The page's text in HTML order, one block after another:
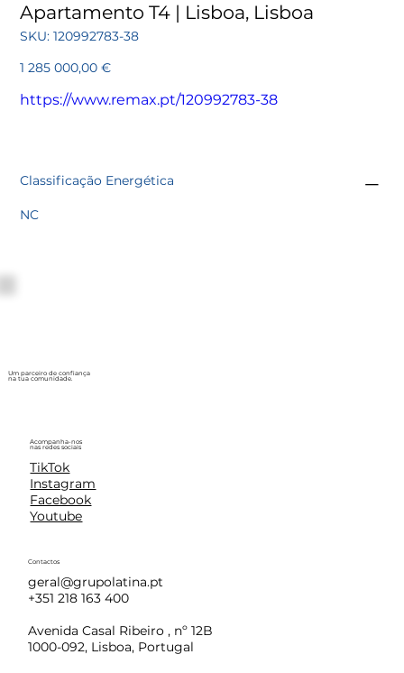
Apartamento T4 | Lisboa, Lisboa
SKU: SKU
120992783-
120992783-38
Preço
1 285 000,00 €
https://www.remax.pt/120992783-38
Classificação Energética
NC
Um parceiro de confiança
na tua comunidade.
Acompanha-nos
nas redes sociais
TikTok
Instagram
Facebook
Youtube
Contactos
geral@grupolatina.pt
+351 218 163 400
Avenida Casal Ribeiro , nº 12B
1000-092, Lisboa, Portugal